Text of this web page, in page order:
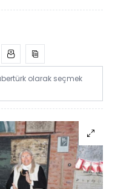
olarak seçmek